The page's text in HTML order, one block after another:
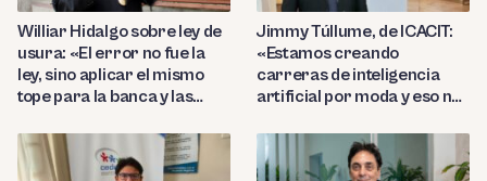
Williar Hidalgo sobre ley de
usura: «El error no fue la
ley, sino aplicar el mismo
tope para la banca y las
Jimmy Túllume, de ICACIT:
«Estamos creando
carreras de inteligencia
artificial por moda y eso no
competentes»